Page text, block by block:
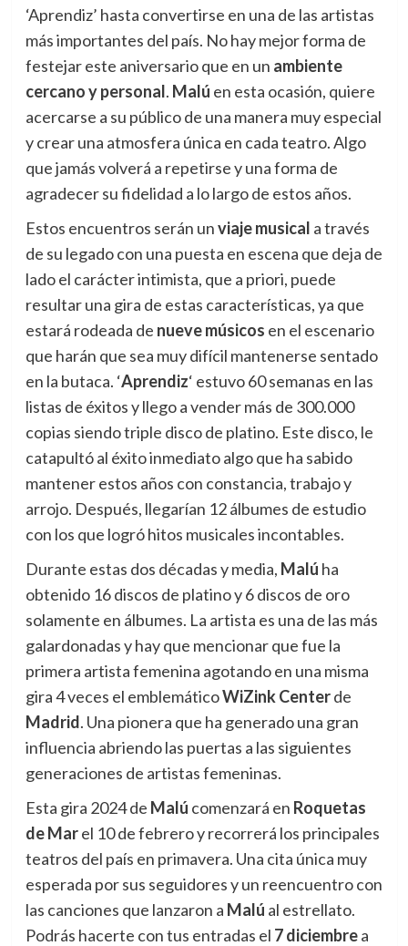
‘Aprendiz’ hasta convertirse en una de las artistas
más importantes del país. No hay mejor forma de
festejar este aniversario que en un ambiente
cercano y personal. Malú en esta ocasión, quiere
acercarse a su público de una manera muy especial
y crear una atmosfera única en cada teatro. Algo
que jamás volverá a repetirse y una forma de
agradecer su fidelidad a lo largo de estos años.
Estos encuentros serán unviaje musical a través
de su legado con una puesta en escena que deja de
lado el carácter intimista, que a priori, puede
resultar una gira de estas características, ya que
estará rodeada de nueve músicos en el escenario
que harán que sea muy difícil mantenerse sentado
en la butaca. ‘Aprendiz‘ estuvo 60 semanas en las
listas de éxitos y llego a vender más de 300.000
copias siendo triple disco de platino. Este disco, le
catapultó al éxito inmediato algo que ha sabido
mantener estos años con constancia, trabajo y
arrojo. Después, llegarían 12 álbumes de estudio
con los que logró hitos musicales incontables.
Durante estas dos décadas y media, Malú ha
obtenido 16 discos de platino y 6 discos de oro
solamente en álbumes. La artista es una de las más
galardonadas y hay que mencionar que fue la
primera artista femenina agotando en una misma
gira 4 veces el emblemáticoWiZink Centerde
Madrid. Una pionera que ha generado una gran
influencia abriendo las puertas a las siguientes
generaciones de artistas femeninas.
Esta gira 2024 de Malú comenzará en Roquetas
de Marel 10 de febrero y recorrerá los principales
teatros del país en primavera. Una cita única muy
esperada por sus seguidores y un reencuentro con
las canciones que lanzaron a Malú al estrellato.
Podrás hacerte con tus entradas el 7 diciembrea